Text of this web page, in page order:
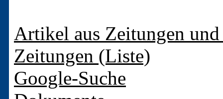
Artikel aus Zeitungen
Zeitungen (Liste)
Google-Suche